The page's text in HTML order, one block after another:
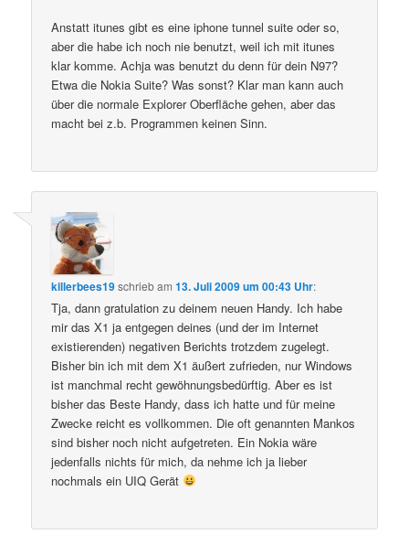
Anstatt itunes gibt es eine iphone tunnel suite oder so,
aber die habe ich noch nie benutzt, weil ich mit itunes
klar komme. Achja was benutzt du denn für dein N97?
Etwa die Nokia Suite? Was sonst? Klar man kann auch
über die normale Explorer Oberfläche gehen, aber das
macht bei z.b. Programmen keinen Sinn.
killerbees19schriebam13. Juli 2009 um 00:43 Uhr:
Tja, dann gratulation zu deinem neuen Handy. Ich habe
mir das X1 ja entgegen deines (und der im Internet
existierenden) negativen Berichts trotzdem zugelegt.
Bisher bin ich mit dem X1 äußert zufrieden, nur Windows
ist manchmal recht gewöhnungsbedürftig. Aber es ist
bisher das Beste Handy, dass ich hatte und für meine
Zwecke reicht es vollkommen. Die oft genannten Mankos
sind bisher noch nicht aufgetreten. Ein Nokia wäre
jedenfalls nichts für mich, da nehme ich ja lieber
nochmals ein UIQ Gerät